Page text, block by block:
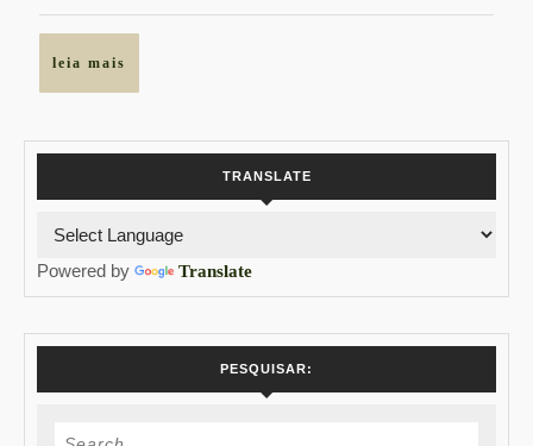
leia mais
TRANSLATE
Powered by Translate
PESQUISAR:
Search